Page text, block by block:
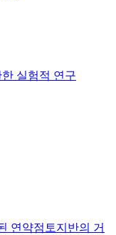
실험적 연구
연약점토지반의 거